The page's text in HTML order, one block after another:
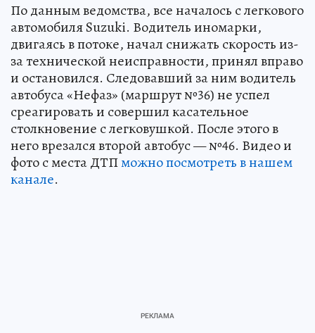
По данным ведомства, все началось с легкового
автомобиля Suzuki. Водитель иномарки,
двигаясь в потоке, начал снижать скорость из-
за технической неисправности, принял вправо
и остановился. Следовавший за ним водитель
автобуса «Нефаз» (маршрут №36) не успел
среагировать и совершил касательное
столкновение с легковушкой. После этого в
него врезался второй автобус — №46. Видео и
фото с места ДТПможно посмотреть в нашем
канале.